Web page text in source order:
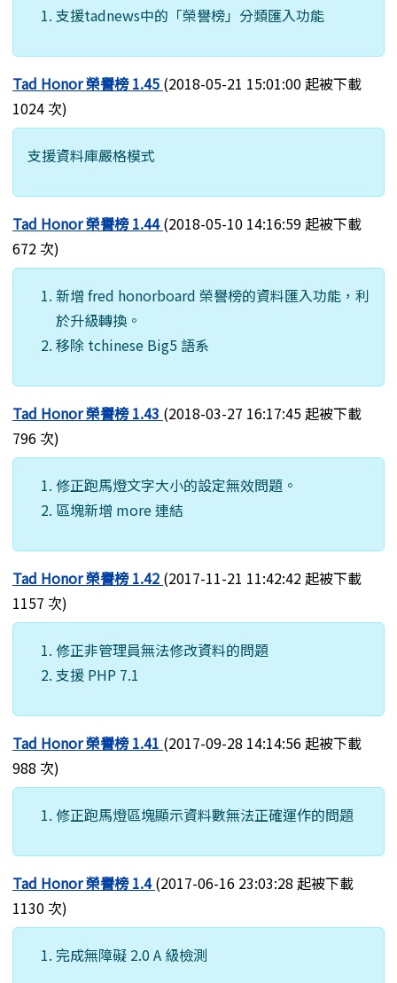
支援tadnews中的「榮譽榜」分類匯入功能
Tad Honor 榮譽榜 1.45 (2018-05-21 15:01:00 起被下載
1024 次)
支援資料庫嚴格模式
Tad Honor 榮譽榜 1.44(2018-05-10 14:16:59 起被下載
672 次)
新增 fred honorboard 榮譽榜的資料匯入功能，利
於升級轉換。
移除 tchinese Big5 語系
Tad Honor 榮譽榜 1.43 (2018-03-27 16:17:45 起被下載
796 次)
修正跑馬燈文字大小的設定無效問題。
區塊新增 more 連結
Tad Honor 榮譽榜 1.42 (2017-11-21 11:42:42 起被下載
1157 次)
修正非管理員無法修改資料的問題
支援 PHP 7.1
Tad Honor 榮譽榜 1.41 (2017-09-28 14:14:56 起被下載
988 次)
修正跑馬燈區塊顯示資料數無法正確運作的問題
Tad Honor 榮譽榜 1.4(2017-06-16 23:03:28 起被下載
1130 次)
完成無障礙 2.0 A 級檢測